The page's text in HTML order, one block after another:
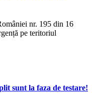
nr. 195 din 16
pe teritoriul
sunt la faza de testare!